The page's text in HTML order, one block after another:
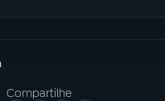
Compartilhe